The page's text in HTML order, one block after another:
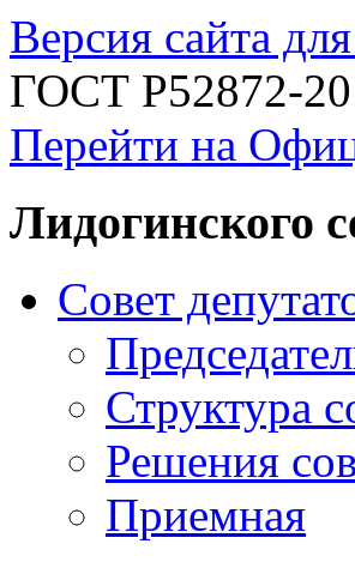
Версия сайта
ГОСТ Р52872-
Перейти на
Лидогинского
Совет
Структура
Решения
Приемная